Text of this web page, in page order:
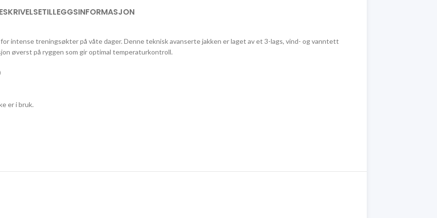
TILLEGGSINFORMASJON
intense treningsøkter på våte dager. Denne teknisk avanserte jakken er laget av et 3-lags, vind- og vanntett
øverst på ryggen som gir optimal temperaturkontroll.
er i bruk.